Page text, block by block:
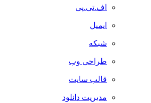
اف.تی.پی
ایمیل
شبکه
طراحی وب
قالب سایت
مدیریت دانلود